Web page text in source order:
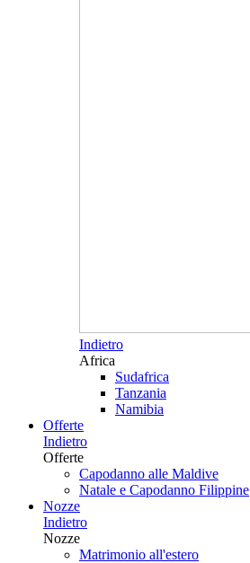
Indietro
Africa
Sudafrica
Tanzania
Namibia
Offerte
Indietro
Offerte
Capodanno alle Maldive
Natale e Capodanno Filippine
Nozze
Indietro
Nozze
Matrimonio all'estero